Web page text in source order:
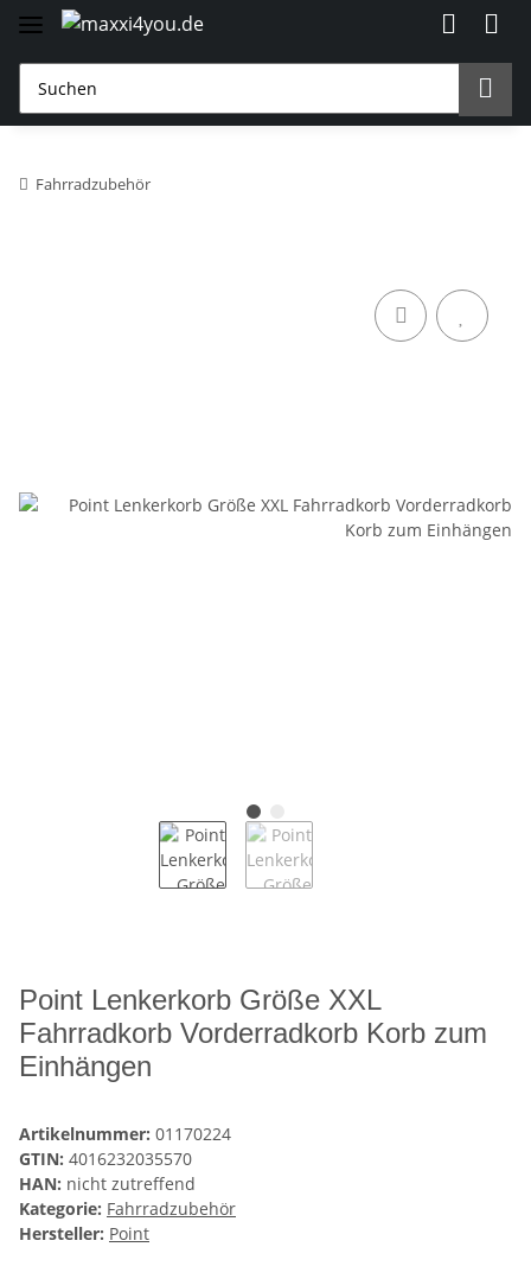
Fahrradzubehör
Point Lenkerkorb Größe XXL
Fahrradkorb Vorderradkorb Korb zum
Einhängen
Artikelnummer: 01170224
GTIN: 4016232035570
HAN: nicht zutreffend
Kategorie: Fahrradzubehör
Hersteller: Point